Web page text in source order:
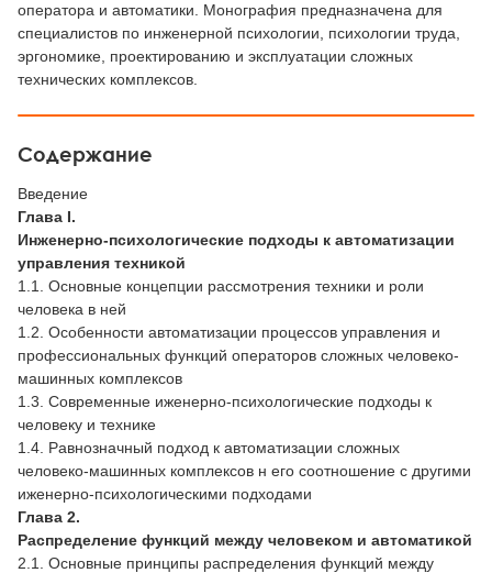
оператора и автоматики. Монография предназначена для
специалистов по инженерной психологии, психологии труда,
эргономике, проектированию и эксплуатации сложных
технических комплексов.
Содержание
Введение
Глава I.
Инженерно-психологические подходы к автоматизации
управления техникой
1.1. Основные концепции рассмотрения техники и роли
человека в ней
1.2. Особенности автоматизации процессов управления и
профессиональных функций операторов сложных человеко-
машинных комплексов
1.3. Современные иженерно-психологические подходы к
человеку и технике
1.4. Равнозначный подход к автоматизации сложных
человеко-машинных комплексов н его соотношение с другими
иженерно-психологическими подходами
Глава 2.
Распределение функций между человеком и автоматикой
2.1. Основные принципы распределения функций между